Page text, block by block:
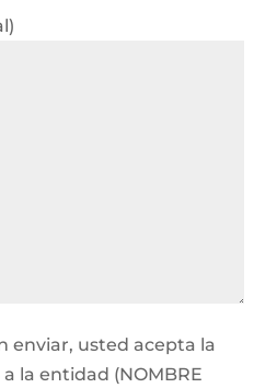
enviar, usted acepta la
la entidad (NOMBRE